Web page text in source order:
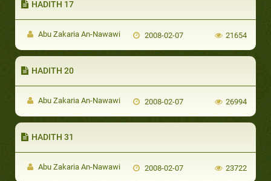
HADITH 17
Abu Zakaria An-Nawawi 2008-02-07 21654
HADITH 20
Abu Zakaria An-Nawawi 2008-02-07 26994
HADITH 31
Abu Zakaria An-Nawawi 2008-02-07 23722